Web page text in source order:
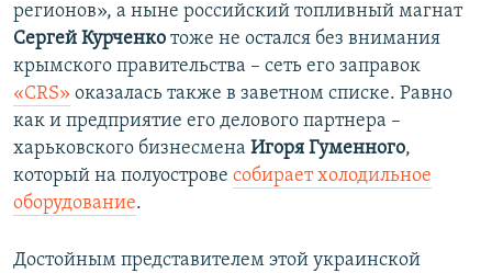
регионов», а ныне российский топливный магнат
Сергей Курченко тоже не остался без внимания
крымского правительства – сеть его заправок
«CRS» оказалась также в заветном списке. Равно
как и предприятие его делового партнера –
харьковского бизнесмена Игоря Гуменного,
который на полуострове собирает холодильное
оборудование.
Достойным представителем этой украинской